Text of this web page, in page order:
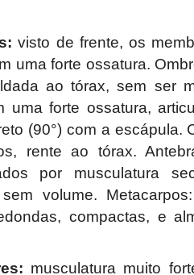
visto de frente, os
uma forte ossatura.
ao tórax, sem ser
uma forte ossatura,
(90°) com a escápula.
rente ao tórax.
por musculatura
volume.
compactas, e
musculatura muito